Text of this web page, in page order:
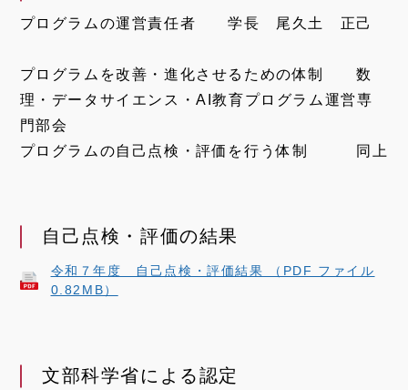
プログラムの運営責任者 学長 尾久土 正己
プログラムを改善・進化させるための体制 数
理・データサイエンス・AI教育プログラム運営専
門部会
プログラムの自己点検・評価を行う体制 同上
自己点検・評価の結果
令和７年度 自己点検・評価結果 （PDF ファイル
0.82MB）
文部科学省による認定